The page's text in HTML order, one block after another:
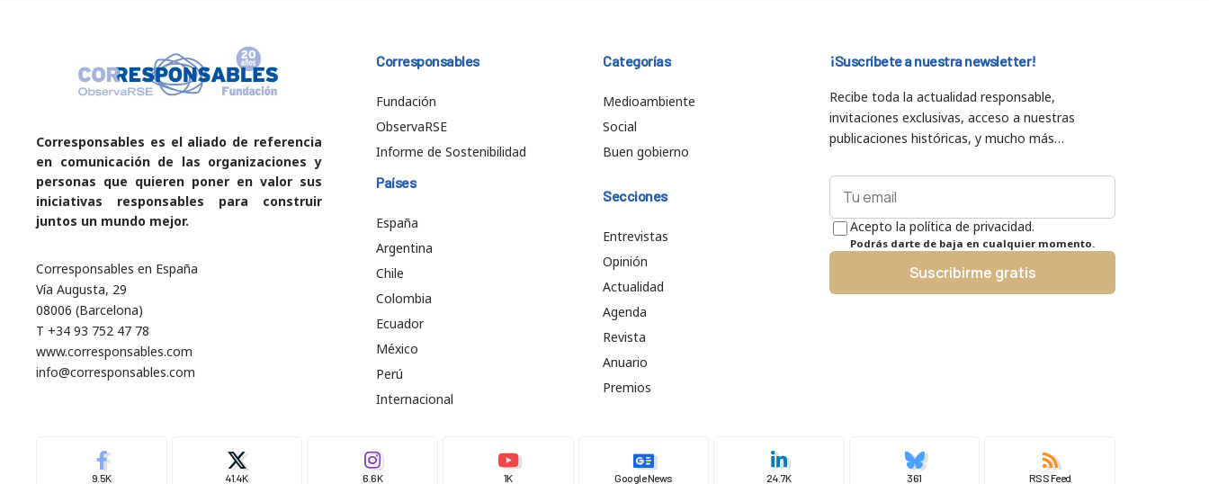
Corresponsables es el aliado de referencia
en comunicación de las organizaciones y
personas que quieren poner en valor sus
iniciativas responsables para construir
juntos un mundo mejor.
Corresponsables en España
Vía Augusta, 29
08006 (Barcelona)
T +34 93 752 47 78
www.corresponsables.com
info@corresponsables.com
Corresponsables
Fundación
ObservaRSE
Informe de Sostenibilidad
Países
España
Argentina
Chile
Colombia
Ecuador
México
Perú
Internacional
Categorías
Medioambiente
Social
Buen gobierno
Secciones
Entrevistas
Opinión
Actualidad
Agenda
Revista
Anuario
Premios
¡Suscríbete a nuestra newsletter!
Recibe toda la actualidad responsable,
invitaciones exclusivas, acceso a nuestras
publicaciones históricas, y mucho más…
Acepto la política de privacidad.
Podrás darte de baja en cualquier momento.
Suscribirme gratis
9.5K 41.4K 6.6K 1K Google News 24.7K 361 RSS Feed